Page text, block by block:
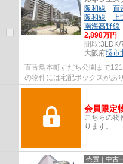
阪和線 「 百
阪和線 「 上
南海高野線
2,898万円
間取:3LDK/
大阪府堺市
百舌鳥本町すだち公園まで
の物件には宅配ボックスがあ
付きなので、キッチンがお洒
会員限定
こちらの物
ります。
売買｜中古